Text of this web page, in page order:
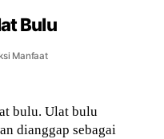
Bulu
Manfaat
bulu. Ulat bulu
dianggap sebagai